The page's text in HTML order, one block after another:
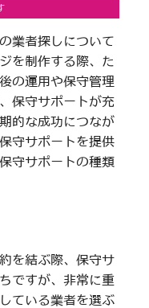
業者探しについて
を制作する際、た
の運用や保守管理
保守サポートが充
的な成功につなが
守サポートを提供
守サポートの種類
を結ぶ際、保守サ
ですが、非常に重
ている業者を選ぶ